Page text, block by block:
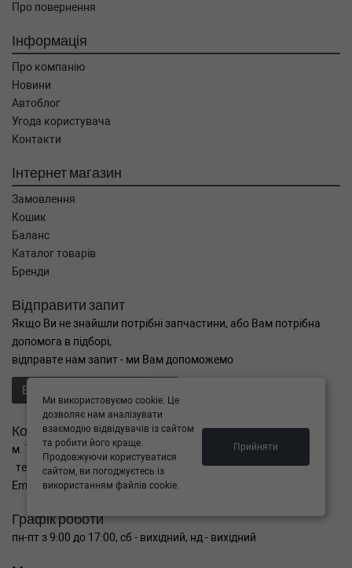
Про повернення
Інформація
Про компанію
Новини
Автоблог
Угода користувача
Контакти
Інтернет магазин
Замовлення
Кошик
Баланс
Каталог товарів
Бренди
Відправити запит
Якщо Ви не знайшли потрібні запчастини, або Вам потрібна
допомога в підборі,
відправте нам запит - ми Вам допоможемо
Відправити запит продавцю
Контакти
м. Тернопіль вул. Микулинецька 106а
тел. +38(099)650-59-19
Email. autokitparts@yahoo.com
Графік роботи
пн-пт з 9:00 до 17:00, сб - вихідний, нд - вихідний
Ми використовуємо cookie. Це
дозволяє нам аналізувати
взаємодію відвідувачів із сайтом
та робити його краще.
Продовжуючи користуватися
сайтом, ви погоджуєтесь із
використанням файлів cookie.
Прийняти